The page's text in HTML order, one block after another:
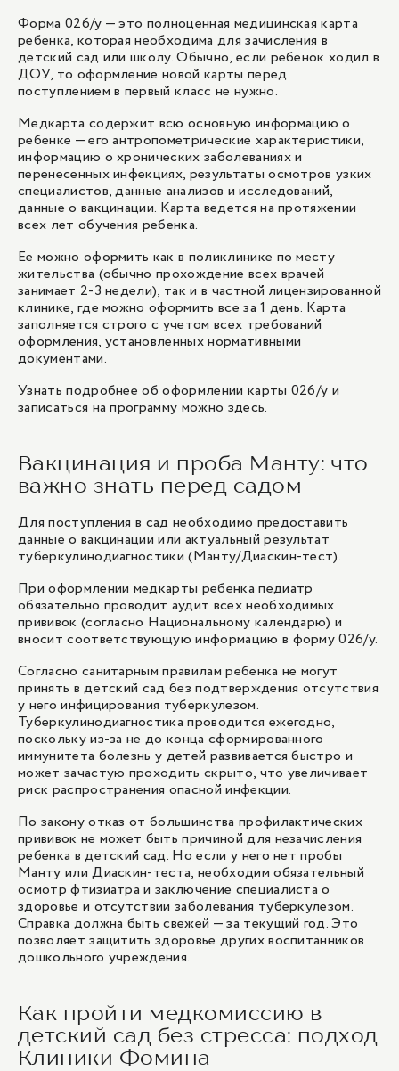
Форма 026/у — это полноценная медицинская карта
ребенка, которая необходима для зачисления в
детский сад или школу. Обычно, если ребенок ходил в
ДОУ, то оформление новой карты перед
поступлением в первый класс не нужно.
Медкарта содержит всю основную информацию о
ребенке — его антропометрические характеристики,
информацию о хронических заболеваниях и
перенесенных инфекциях, результаты осмотров узких
специалистов, данные анализов и исследований,
данные о вакцинации. Карта ведется на протяжении
всех лет обучения ребенка.
Ее можно оформить как в поликлинике по месту
жительства (обычно прохождение всех врачей
занимает 2-3 недели), так и в частной лицензированной
клинике, где можно оформить все за 1 день. Карта
заполняется строго с учетом всех требований
оформления, установленных нормативными
документами.
Узнать подробнее об оформлении карты 026/у и
записаться на программу можно здесь.
Вакцинация и проба Манту: что
важно знать перед садом
Для поступления в сад необходимо предоставить
данные о вакцинации или актуальный результат
туберкулинодиагностики (Манту/Диаскин-тест).
При оформлении медкарты ребенка педиатр
обязательно проводит аудит всех необходимых
прививок (согласно Национальному календарю) и
вносит соответствующую информацию в форму 026/у.
Согласно санитарным правилам ребенка не могут
принять в детский сад без подтверждения отсутствия
у него инфицирования туберкулезом.
Туберкулинодиагностика проводится ежегодно,
поскольку из-за не до конца сформированного
иммунитета болезнь у детей развивается быстро и
может зачастую проходить скрыто, что увеличивает
риск распространения опасной инфекции.
По закону отказ от большинства профилактических
прививок не может быть причиной для незачисления
ребенка в детский сад. Но если у него нет пробы
Манту или Диаскин-теста, необходим обязательный
осмотр фтизиатра и заключение специалиста о
здоровье и отсутствии заболевания туберкулезом.
Справка должна быть свежей — за текущий год. Это
позволяет защитить здоровье других воспитанников
дошкольного учреждения.
Как пройти медкомиссию в
детский сад без стресса: подход
Клиники Фомина